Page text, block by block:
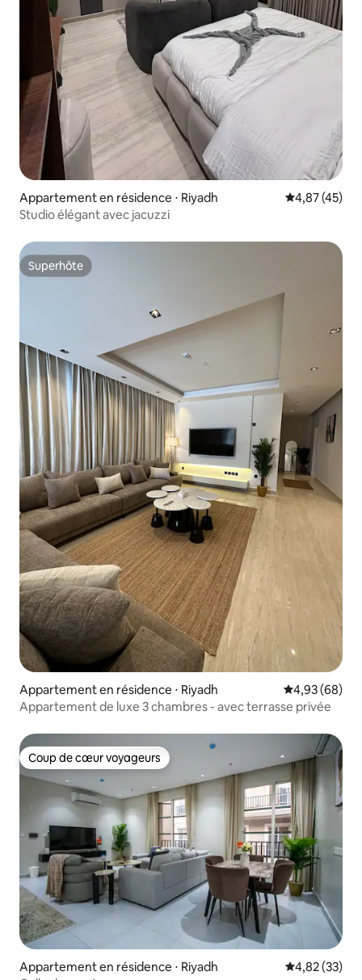
Appartement en résidence ⋅ Riyadh Évaluation
4,87 (45)
Studio élégant avec jacuzzi
Superhôte
Superhôte
Appartement en résidence ⋅ Riyadh Évaluation
4,93 (68)
Appartement de luxe 3 chambres - avec terrasse privée
Coup de cœur voyageurs
Coup de cœur voyageurs
Appartement en résidence ⋅ Riyadh Évaluation
4,82 (33)